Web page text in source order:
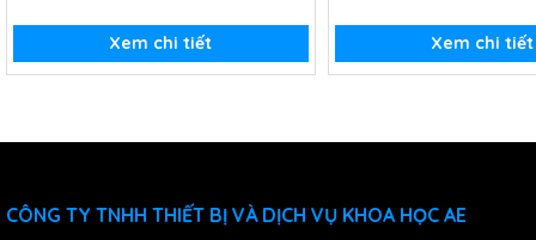
Xem chi tiết Xem chi tiết
CÔNG TY TNHH THIẾT BỊ VÀ DỊCH VỤ KHOA HỌC AE